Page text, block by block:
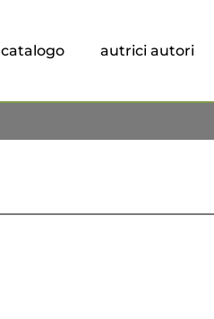
catalogo autrici autori